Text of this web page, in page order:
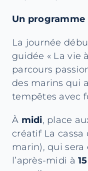
Un
La journée
guidée « La vie
parcours
des marins qui
tempêtes avec
À midi, place
créatif La cassa
marin), qui
l’après-midi à